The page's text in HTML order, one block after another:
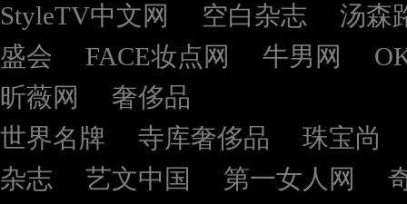
StyleTV中文网
空白杂志
汤森
盛会
FACE妆点网 牛男网
昕薇网
奢侈品
世界名牌
寺库奢侈品
珠宝尚
杂志
艺文中国 第一女人网